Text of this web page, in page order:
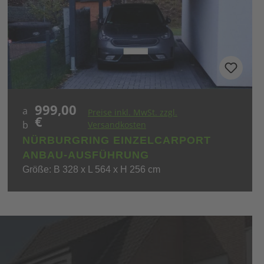
a
b
Regulärer Preis:
999,00
€
Preise inkl. MwSt. zzgl.
Versandkosten
NÜRBURGRING EINZELCARPORT
ANBAU-AUSFÜHRUNG
Größe: B 328 x L 564 x H 256 cm